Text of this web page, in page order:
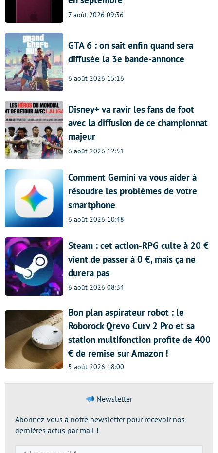
7 août 2026 09:36
GTA 6 : on sait enfin quand sera
diffusée la 3e bande-annonce
6 août 2026 15:16
Disney+ va ravir les fans de foot
avec la diffusion de ce championnat
majeur
6 août 2026 12:51
Comment Gemini va vous aider à
résoudre les problèmes de votre
smartphone
6 août 2026 10:48
Steam : cet action-RPG culte à 20 €
vient de passer à 0 €, mais ça ne
durera pas
6 août 2026 08:34
Bon plan aspirateur robot : le
Roborock Qrevo Curv 2 Pro et sa
station multifonction profite de 400
€ de remise sur Amazon !
5 août 2026 18:00
Newsletter
Abonnez-vous à notre newsletter pour recevoir nos
dernières actus par mail !